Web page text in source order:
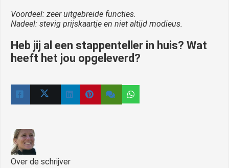
Voordeel: zeer uitgebreide functies.
Nadeel: stevig prijskaartje en niet altijd modieus.
Heb jij al een stappenteller in huis? Wat
heeft het jou opgeleverd?
Over de schrijver